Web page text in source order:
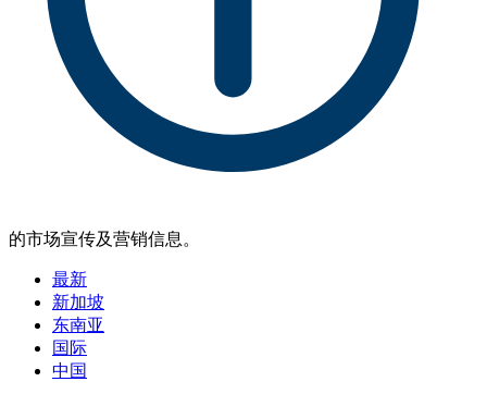
的市场宣传及营销信息。
最新
新加坡
东南亚
国际
中国